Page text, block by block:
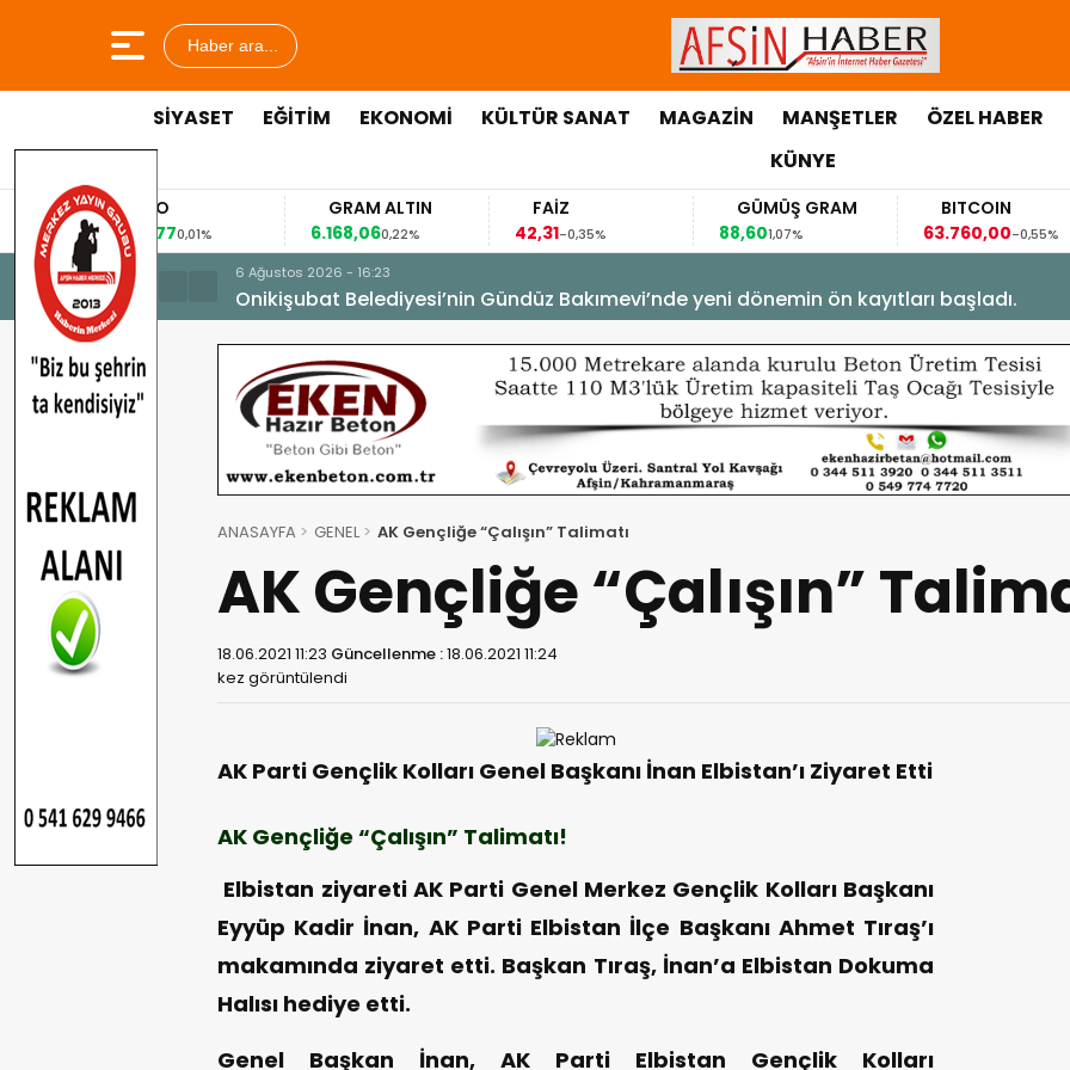
Haber ara...
SİYASET EĞİTİM EKONOMİ KÜLTÜR SANAT MAGAZİN MANŞETLER
ÖZEL HABER
KÜNYE
EURO
53,84770,01%
GRAM ALTIN
6.168,060,22%
FAİZ
42,31-0,35%
GÜMÜŞ GRAM
88,601,07%
BITCOIN
63.760,00-0,55%
6 Ağustos 2026 - 16:23
Onikişubat Belediyesi’nin Gündüz Bakımevi’nde yeni dönemin ön kayıtları başladı.
ANASAYFA GENEL AK Gençliğe “Çalışın” Talimatı
AK Gençliğe “Çalışın”
18.06.2021 11:23 Güncellenme :18.06.2021 11:24
kez görüntülendi
AK Parti Gençlik Kolları Genel Başkanı İnan Elbistan’ı Ziyaret Etti
AK Gençliğe “Çalışın” Talimatı!
Elbistan ziyareti AK Parti Genel Merkez Gençlik Kolları Başkanı
Eyyüp Kadir İnan, AK Parti Elbistan İlçe Başkanı Ahmet Tıraş’ı
makamında ziyaret etti. Başkan Tıraş, İnan’a Elbistan Dokuma
Halısı hediye etti.
Genel Başkan İnan, AK Parti Elbistan Gençlik Kolları